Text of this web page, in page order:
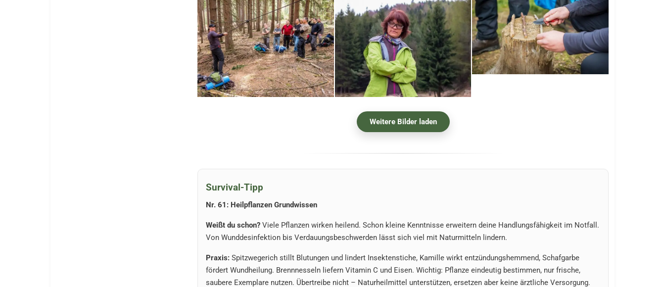
Weitere Bilder laden
Survival-Tipp
Nr. 61: Heilpflanzen Grundwissen
Weißt du schon? Viele Pflanzen wirken heilend. Schon kleine Kenntnisse erweitern deine Handlungsfähigkeit im Notfall.
Von Wunddesinfektion bis Verdauungsbeschwerden lässt sich viel mit Naturmitteln lindern.
Praxis: Spitzwegerich stillt Blutungen und lindert Insektenstiche, Kamille wirkt entzündungshemmend, Schafgarbe
fördert Wundheilung. Brennnesseln liefern Vitamin C und Eisen. Wichtig: Pflanze eindeutig bestimmen, nur frische,
saubere Exemplare nutzen. Übertreibe nicht – Naturheilmittel unterstützen, ersetzen aber keine ärztliche Versorgung.